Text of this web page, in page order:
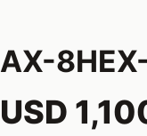
AX-
USD